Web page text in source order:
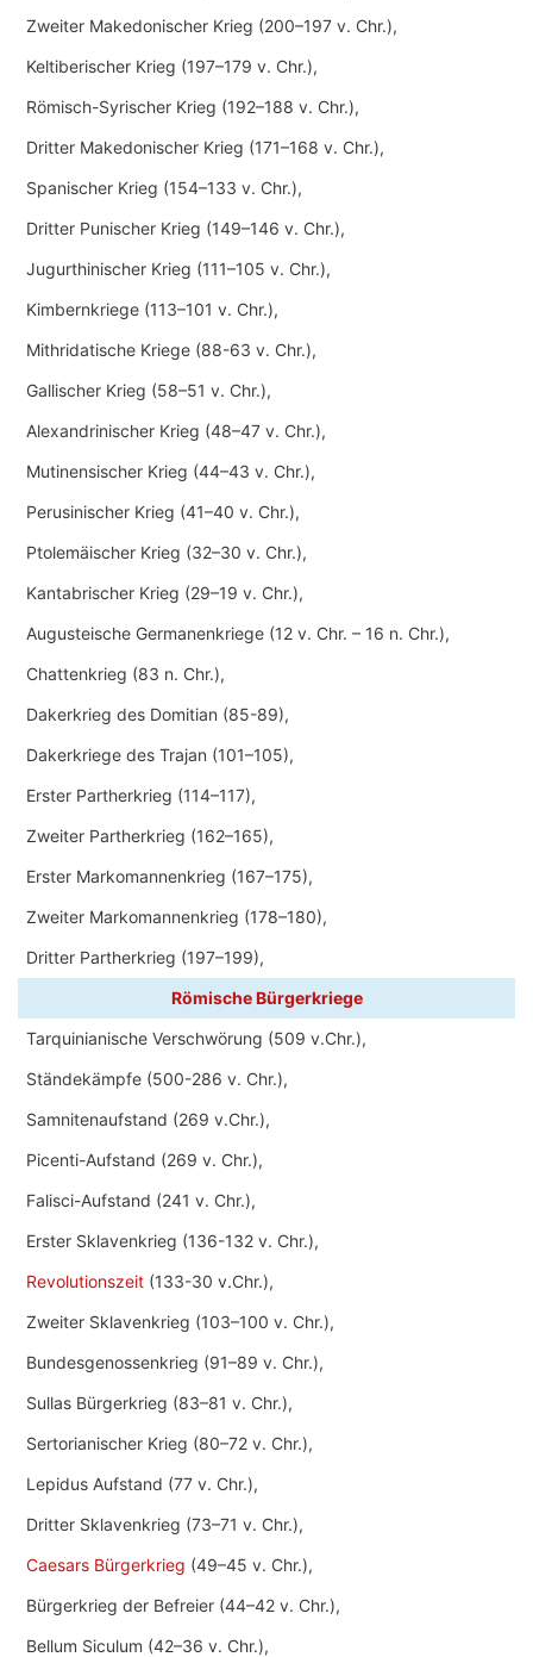
Zweiter Makedonischer Krieg (200–197 v. Chr.),
Keltiberischer Krieg (197–179 v. Chr.),
Römisch-Syrischer Krieg (192–188 v. Chr.),
Dritter Makedonischer Krieg (171–168 v. Chr.),
Spanischer Krieg (154–133 v. Chr.),
Dritter Punischer Krieg (149–146 v. Chr.),
Jugurthinischer Krieg (111–105 v. Chr.),
Kimbernkriege (113–101 v. Chr.),
Mithridatische Kriege (88-63 v. Chr.),
Gallischer Krieg (58–51 v. Chr.),
Alexandrinischer Krieg (48–47 v. Chr.),
Mutinensischer Krieg (44–43 v. Chr.),
Perusinischer Krieg (41–40 v. Chr.),
Ptolemäischer Krieg (32–30 v. Chr.),
Kantabrischer Krieg (29–19 v. Chr.),
Augusteische Germanenkriege (12 v. Chr. – 16 n. Chr.),
Chattenkrieg (83 n. Chr.),
Dakerkrieg des Domitian (85-89),
Dakerkriege des Trajan (101–105),
Erster Partherkrieg (114–117),
Zweiter Partherkrieg (162–165),
Erster Markomannenkrieg (167–175),
Zweiter Markomannenkrieg (178–180),
Dritter Partherkrieg (197–199),
Römische Bürgerkriege
Tarquinianische Verschwörung (509 v.Chr.),
Ständekämpfe (500-286 v. Chr.),
Samnitenaufstand (269 v.Chr.),
Picenti-Aufstand (269 v. Chr.),
Falisci-Aufstand (241 v. Chr.),
Erster Sklavenkrieg (136-132 v. Chr.),
Revolutionszeit (133-30 v.Chr.),
Zweiter Sklavenkrieg (103–100 v. Chr.),
Bundesgenossenkrieg (91–89 v. Chr.),
Sullas Bürgerkrieg (83–81 v. Chr.),
Sertorianischer Krieg (80–72 v. Chr.),
Lepidus Aufstand (77 v. Chr.),
Dritter Sklavenkrieg (73–71 v. Chr.),
Caesars Bürgerkrieg (49–45 v. Chr.),
Bürgerkrieg der Befreier (44–42 v. Chr.),
Bellum Siculum (42–36 v. Chr.),